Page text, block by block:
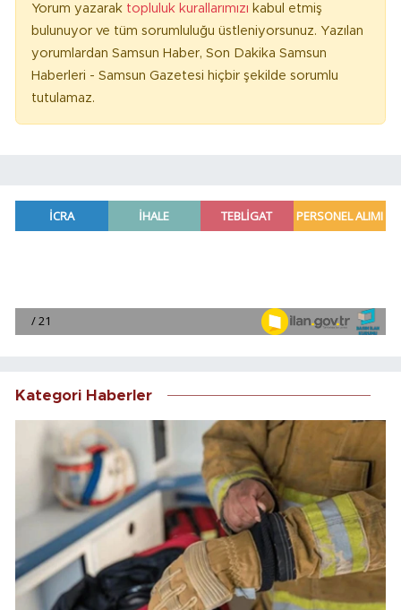
Yorum yazarak topluluk kurallarımızı kabul etmiş
bulunuyor ve tüm sorumluluğu üstleniyorsunuz. Yazılan
yorumlardan Samsun Haber, Son Dakika Samsun
Haberleri - Samsun Gazetesi hiçbir şekilde sorumlu
tutulamaz.
Kategori Haberler